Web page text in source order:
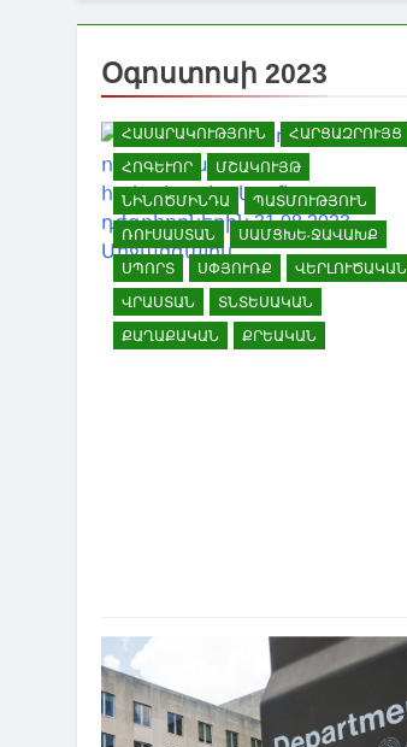
Օգոստոսի 2023
ՀԱՐԱԲԵՐՈՒԹՅՈՒՆՆԵՐ
ՀԱՅԱՍՏԱՆ
ՀԱՅԿԱԿԱՆ ՀԱՐՑ
ՀԱՍԱՐԱԿՈՒԹՅՈՒՆ
ՀԱՐՑԱԶՐՈՒՅՑ
ՀՈԳԵՒՈՐ
ՄՇԱԿՈՒՅԹ
ՆԻՆՈԾՄԻՆԴԱ
ՊԱՏՄՈՒԹՅՈՒՆ
ՌՈՒՍԱՍՏԱՆ
ՍԱՄՑԽԵ-ՋԱՎԱԽՔ
ՍՊՈՐՏ
ՍՓՅՈՒՌՔ
ՎԵՐԼՈՒԾԱԿԱՆ
ՎՐԱՍՏԱՆ
ՏՆՏԵՍԱԿԱՆ
ՔԱՂԱՔԱԿԱՆ
ՔՐԵԱԿԱՆ